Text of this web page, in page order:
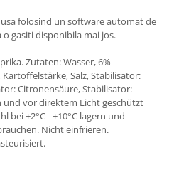
folosind un software automat de
gasiti disponibila mai jos.
Zutaten: Wasser, 6%
Salz, Stabilisator:
Citronensäure, Stabilisator:
und vor direktem Licht geschützt
bei +2°C - +10°C lagern und
Nicht einfrieren.